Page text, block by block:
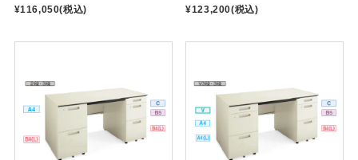
¥116,050(税込)
¥123,200(税込)